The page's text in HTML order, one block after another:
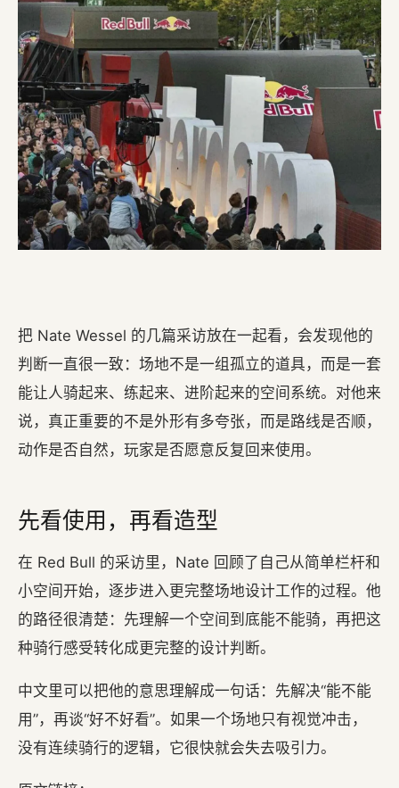
把 Nate Wessel 的几篇采访放在一起看，会发现他的
判断一直很一致：场地不是一组孤立的道具，而是一套
能让人骑起来、练起来、进阶起来的空间系统。对他来
说，真正重要的不是外形有多夸张，而是路线是否顺，
动作是否自然，玩家是否愿意反复回来使用。
先看使用，再看造型
在 Red Bull 的采访里，Nate 回顾了自己从简单栏杆和
小空间开始，逐步进入更完整场地设计工作的过程。他
的路径很清楚：先理解一个空间到底能不能骑，再把这
种骑行感受转化成更完整的设计判断。
中文里可以把他的意思理解成一句话：先解决“能不能
用”，再谈“好不好看”。如果一个场地只有视觉冲击，
没有连续骑行的逻辑，它很快就会失去吸引力。